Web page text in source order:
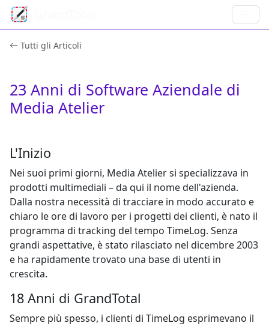
Tutti gli Articoli
23 Anni di Software Aziendale di
Media Atelier
L'Inizio
Nei suoi primi giorni, Media Atelier si specializzava in
prodotti multimediali – da qui il nome dell'azienda.
Dalla nostra necessità di tracciare in modo accurato e
chiaro le ore di lavoro per i progetti dei clienti, è nato il
programma di tracking del tempo TimeLog. Senza
grandi aspettative, è stato rilasciato nel dicembre 2003
e ha rapidamente trovato una base di utenti in
crescita.
18 Anni di GrandTotal
Sempre più spesso, i clienti di TimeLog esprimevano il